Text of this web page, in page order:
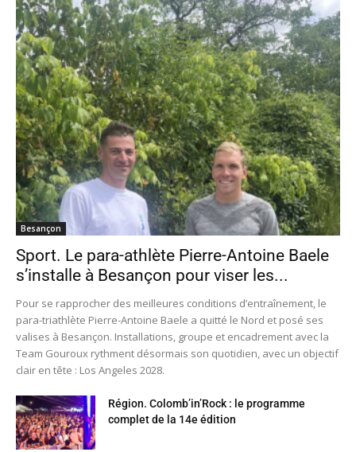
Besançon
Sport. Le para-athlète Pierre-Antoine Baele
s’installe à Besançon pour viser les...
Pour se rapprocher des meilleures conditions d’entraînement, le
para-triathlète Pierre-Antoine Baele a quitté le Nord et posé ses
valises à Besançon. Installations, groupe et encadrement avec la
Team Gouroux rythment désormais son quotidien, avec un objectif
clair en tête : Los Angeles 2028.
Région. Colomb’in’Rock : le programme
complet de la 14e édition